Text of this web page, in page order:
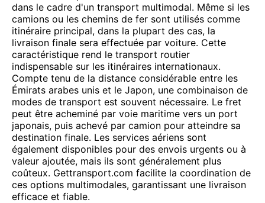
dans le cadre d'un transport multimodal. Même si les
camions ou les chemins de fer sont utilisés comme
itinéraire principal, dans la plupart des cas, la
livraison finale sera effectuée par voiture. Cette
caractéristique rend le transport routier
indispensable sur les itinéraires internationaux.
Compte tenu de la distance considérable entre les
Émirats arabes unis et le Japon, une combinaison de
modes de transport est souvent nécessaire. Le fret
peut être acheminé par voie maritime vers un port
japonais, puis achevé par camion pour atteindre sa
destination finale. Les services aériens sont
également disponibles pour des envois urgents ou à
valeur ajoutée, mais ils sont généralement plus
coûteux. Gettransport.com facilite la coordination de
ces options multimodales, garantissant une livraison
efficace et fiable.